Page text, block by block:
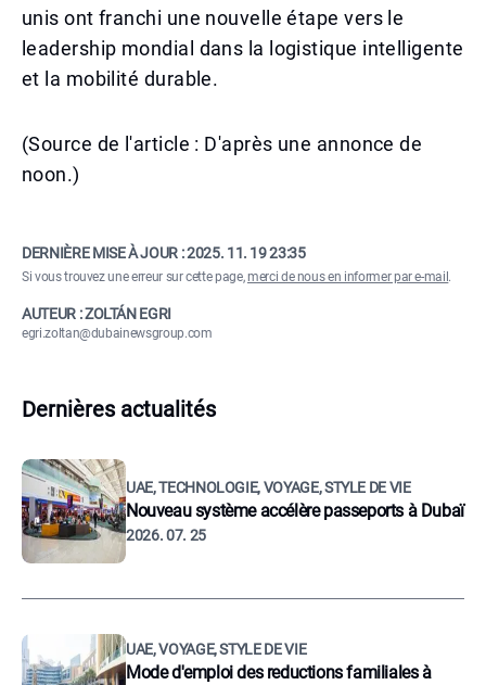
unis ont franchi une nouvelle étape vers le
leadership mondial dans la logistique intelligente
et la mobilité durable.
(Source de l'article : D'après une annonce de
noon.)
DERNIÈRE MISE À JOUR :2025. 11. 19 23:35
Si vous trouvez une erreur sur cette page,merci de nous en informer par e-mail .
AUTEUR : ZOLTÁN EGRI
egri.zoltan@dubainewsgroup.com
Dernières actualités
UAE, TECHNOLOGIE, VOYAGE, STYLE DE VIE
Nouveau système accélère passeports à Dubaï
2026. 07. 25
UAE, VOYAGE, STYLE DE VIE
Mode d'emploi des reductions familiales à